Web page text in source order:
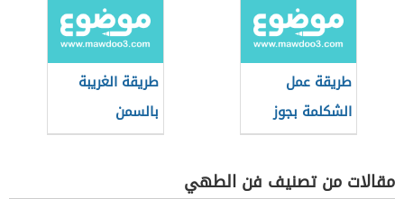
طريقة عمل
الشكلمة بجوز
الهند
طريقة الغريبة
بالسمن
مقالات من تصنيف فن الطهي